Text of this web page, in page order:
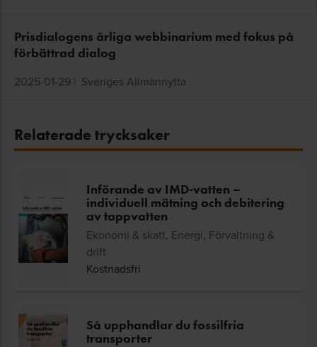
Prisdialogens årliga webbinarium med fokus på
förbättrad dialog
2025-01-29 | Sveriges Allmännytta
Relaterade trycksaker
Införande av IMD-vatten –
individuell mätning och debitering
av tappvatten
Ekonomi & skatt, Energi, Förvaltning &
drift
Kostnadsfri
Så upphandlar du fossilfria
transporter